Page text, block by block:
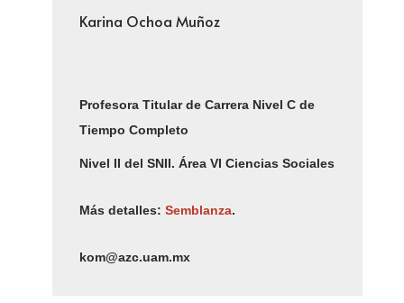
Karina Ochoa Muñoz
Profesora Titular de Carrera Nivel C de
Tiempo Completo
Nivel II del SNII. Área VI Ciencias Sociales
Más detalles: Semblanza.
kom@azc.uam.mx